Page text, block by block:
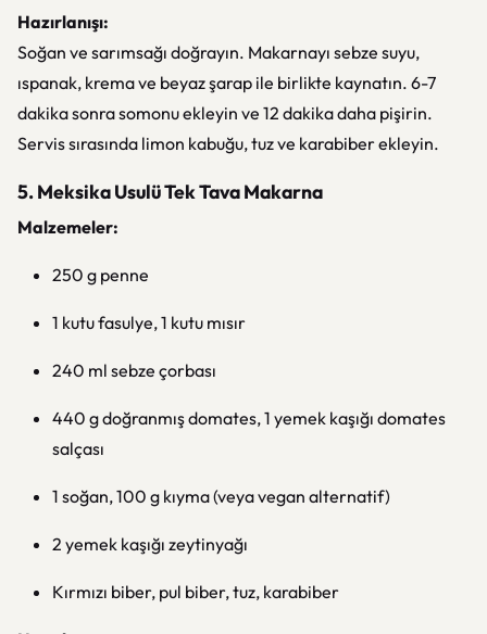
Hazırlanışı:
Soğan ve sarımsağı doğrayın. Makarnayı sebze suyu,
ıspanak, krema ve beyaz şarap ile birlikte kaynatın. 6-7
dakika sonra somonu ekleyin ve 12 dakika daha pişirin.
Servis sırasında limon kabuğu, tuz ve karabiber ekleyin.
5. Meksika Usulü Tek Tava Makarna
Malzemeler:
250 g penne
1 kutu fasulye, 1 kutu mısır
240 ml sebze çorbası
440 g doğranmış domates, 1 yemek kaşığı domates
salçası
1 soğan, 100 g kıyma (veya vegan alternatif)
2 yemek kaşığı zeytinyağı
Kırmızı biber, pul biber, tuz, karabiber